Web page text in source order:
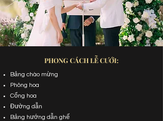
PHONG CÁCH LỄ CƯỚI:
Bảng chào mừng
Phông hoa
Cổng hoa
Đường dẫn
Bảng hướng dẫn ghế